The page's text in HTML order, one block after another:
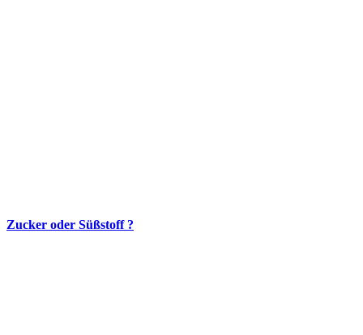
Zucker oder Süßstoff ?